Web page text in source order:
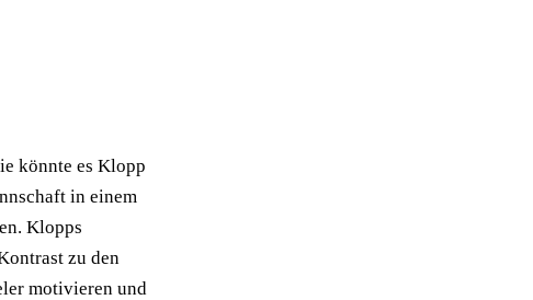
könnte es Klopp
in einem
Klopps
zu den
motivieren und